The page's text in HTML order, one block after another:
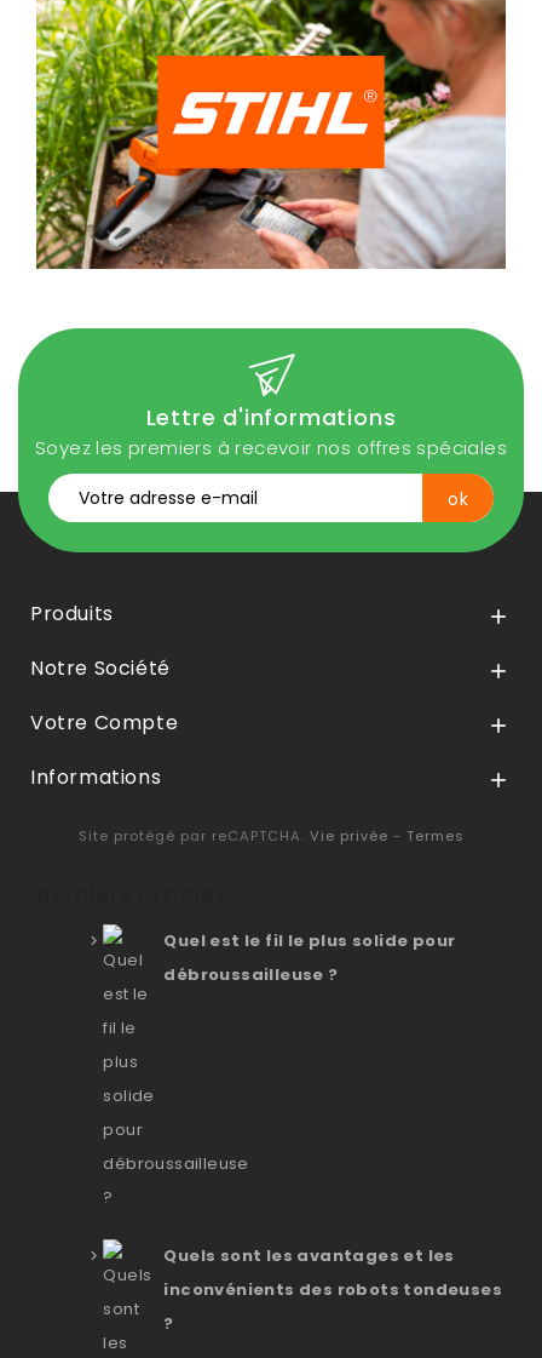
Lettre d'informations
Soyez les premiers à recevoir nos offres spéciales
Produits 
Notre Société 
Votre Compte 
Informations 
Site protégé par reCAPTCHA. Vie privée - Termes
Quel est le fil le plus solide pour
débroussailleuse ?
Quels sont les avantages et les
inconvénients des robots tondeuses
?